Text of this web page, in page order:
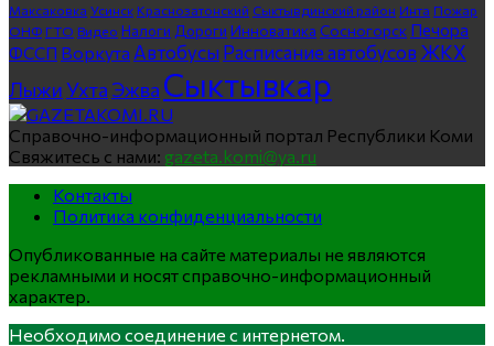
Максаковка Усинск Краснозатонский Сыктывдинский район Инта Пожар
ОНФ ГТО Видео Налоги Дороги Инноватика Сосногорск Печора
ФССП Воркута Автобусы Расписание автобусов ЖКХ
ЛыжиУхта Эжва Сыктывкар
Справочно-информационный портал Республики Коми
Свяжитесь с нами: gazeta.komi@ya.ru
Контакты
Политика конфиденциальности
Опубликованные на сайте материалы не являются
рекламными и носят справочно-информационный
характер.
Необходимо соединение с интернетом.